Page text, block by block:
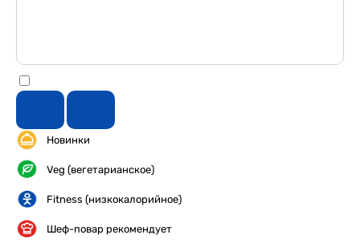
Новинки
Veg (вегетарианское)
Fitness (низкокалорийное)
Шеф-повар рекомендует